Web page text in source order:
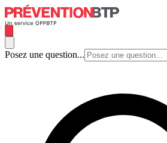
Posez une question...